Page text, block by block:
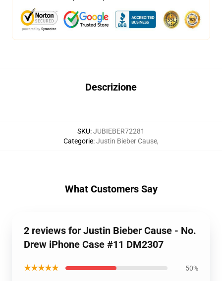
Descrizione
SKU:JUBIEBER72281
Categorie:Justin Bieber Cause,
What Customers Say
2 reviews for Justin Bieber Cause - No.
Drew iPhone Case #11 DM2307
★★★★★ 50%